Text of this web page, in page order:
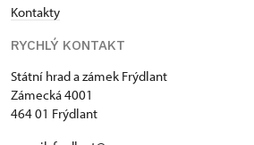
Kontakty
RYCHLÝ KONTAKT
Státní hrad a zámek Frýdlant
Zámecká 4001
464 01 Frýdlant